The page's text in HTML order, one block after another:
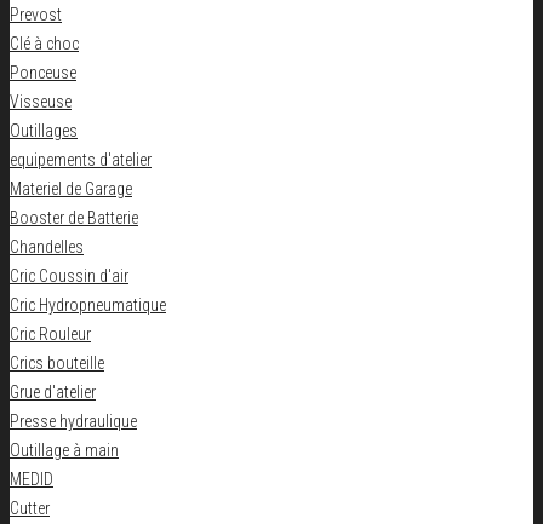
Prevost
Clé à choc
Ponceuse
Visseuse
Outillages
equipements d'atelier
Materiel de Garage
Booster de Batterie
Chandelles
Cric Coussin d'air
Cric Hydropneumatique
Cric Rouleur
Crics bouteille
Grue d'atelier
Presse hydraulique
Outillage à main
MEDID
Cutter